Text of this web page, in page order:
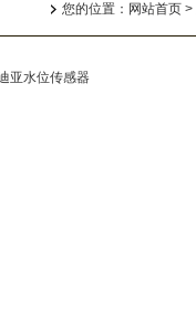
您的位置： 网站首页 >